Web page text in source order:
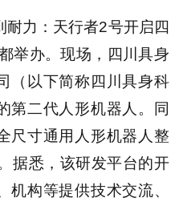
耐力：天行者2号开启四
举办。现场，四川具身
（以下简称四川具身科
第二代人形机器人。同
尺寸通用人形机器人整
据悉，该研发平台的开
机构等提供技术交流、